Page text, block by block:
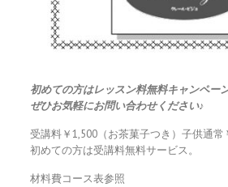
初めての方はレッスン料無料キャンペー
ぜひお気軽にお問い合わせください♪
受講料￥1,500（お茶菓子つき）子供通常
初めての方は受講料無料サービス。
材料費コース表参照